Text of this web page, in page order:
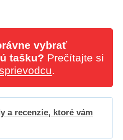
vybrať
tašku? Prečítajte si
.
a recenzie, ktoré vám